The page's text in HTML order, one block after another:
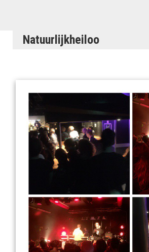
Natuurlijkheiloo